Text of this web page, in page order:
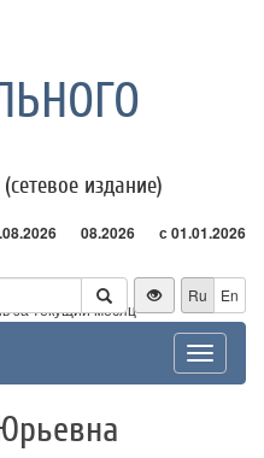
(сетевое издание)
08.2026 с 01.01.2026
за текущий месяц
Ru En
Toggle